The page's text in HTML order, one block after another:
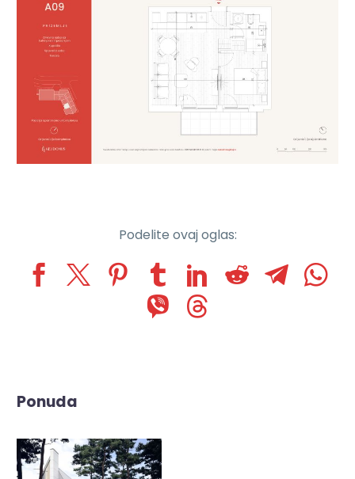
Podelite ovaj oglas:
Ponuda